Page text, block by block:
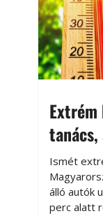
Extrém
Ismét
álló autók
perc alatt